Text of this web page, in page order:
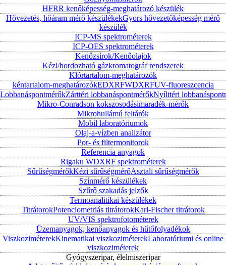
HFRR kenőképesség-meghatározó készülék
Hővezetés, hőáram mérő készülékekGyors hővezetőképesség mérő
készülék
ICP-MS spektrométerek
ICP-OES spektrométerek
Kenőzsírok/Kenőolajok
Kézi/hordozható gázkromatográf rendszerek
Klórtartalom-meghatározók
kéntartalom-meghatározókEDXRFWDXRFUV-fluoreszcencia
LobbanáspontmérőkZárttéri lobbanáspontmérőkNyílttéri
Mikro-Conradson kokszosodásimaradék-mérők
Mikrohullámú feltárók
Mobil laboratóriumok
Olaj-a-vízben analizátor
Por- és filtermonitorok
Referencia anyagok
Rigaku WDXRF spektrométerek
SűrűségmérőkKézi sűrűségmérőAsztali sűrűségmérők
Színmérő készülékek
Szűrő szakadás jelzők
Termoanalitikai készülékek
TitrátorokPotenciometriás titrátorokKarl-Fischer titrátorok
UV/VIS spektrofotométerek
Üzemanyagok, kenőanyagok és hűtőfolyadékok
ViszkoziméterekKinematikai viszkoziméterekLaboratóriumi és online
viszkoziméterek
Gyógyszeripar, élelmiszeripar